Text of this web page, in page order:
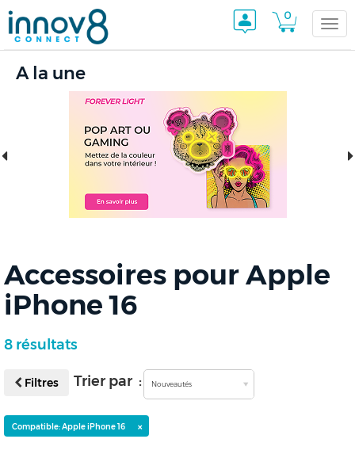
0
A la une
Accessoires pour Apple
iPhone 16
8 résultats
Filtres Trier par : Nouveautés
Compatible: Apple iPhone 16 ×